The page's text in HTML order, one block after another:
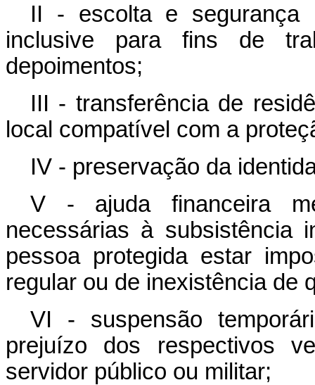
II - escolta e segurança
inclusive para fins de
depoimentos;
III - transferência de
local compatível com a
IV - preservação da
V - ajuda financeira
necessárias à subsistência
pessoa protegida estar
regular ou de inexistência de
VI - suspensão
prejuízo dos respectivos
servidor público ou militar;